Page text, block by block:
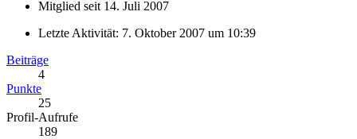
Mitglied seit 14. Juli 2007
Letzte Aktivität: 7. Oktober 2007 um 10:39
Beiträge
4
Punkte
25
Profil-Aufrufe
189